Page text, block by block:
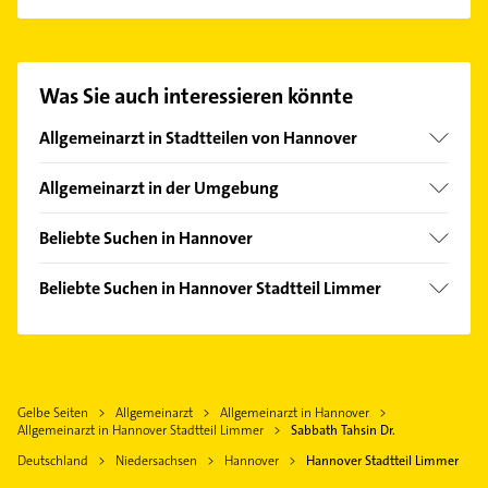
finden Sie alleKontaktdaten.
Was Sie auch interessieren könnte
Allgemeinarzt in Stadtteilen von Hannover
Ahlem
Badenstedt
Bothfeld
Döhren
Kirchrode
Kleefeld
Allgemeinarzt in der Umgebung
Seelze
Garbsen
Laatzen
Isernhagen
Pattensen
Beliebte Suchen in Hannover
Phoniatrie
Elektroinstallation
Zahnarzt
Kanalreinigung
Beliebte Suchen in Hannover Stadtteil Limmer
Gebäudereinigung
Gelbe Seiten Allgemeinarzt
Allgemeinarzt in Hannover
Allgemeinarzt in Hannover Stadtteil Limmer
Sabbath Tahsin Dr.
Deutschland
Niedersachsen Hannover Hannover Stadtteil Limmer